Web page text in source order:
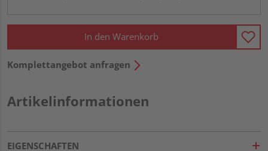
In den Warenkorb
Komplettangebot anfragen
Artikelinformationen
EIGENSCHAFTEN